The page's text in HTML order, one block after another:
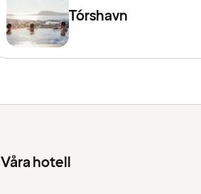
Tórshavn
Våra hotell